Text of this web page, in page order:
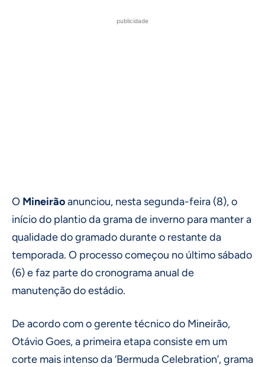
publicidade
O Mineirãoanunciou, nesta segunda-feira (8), o
início do plantio da grama de inverno para manter a
qualidade do gramado durante o restante da
temporada. O processo começou no último sábado
(6) e faz parte do cronograma anual de
manutenção do estádio.
De acordo com o gerente técnico do Mineirão,
Otávio Goes, a primeira etapa consiste em um
corte mais intenso da ‘Bermuda Celebration’, grama